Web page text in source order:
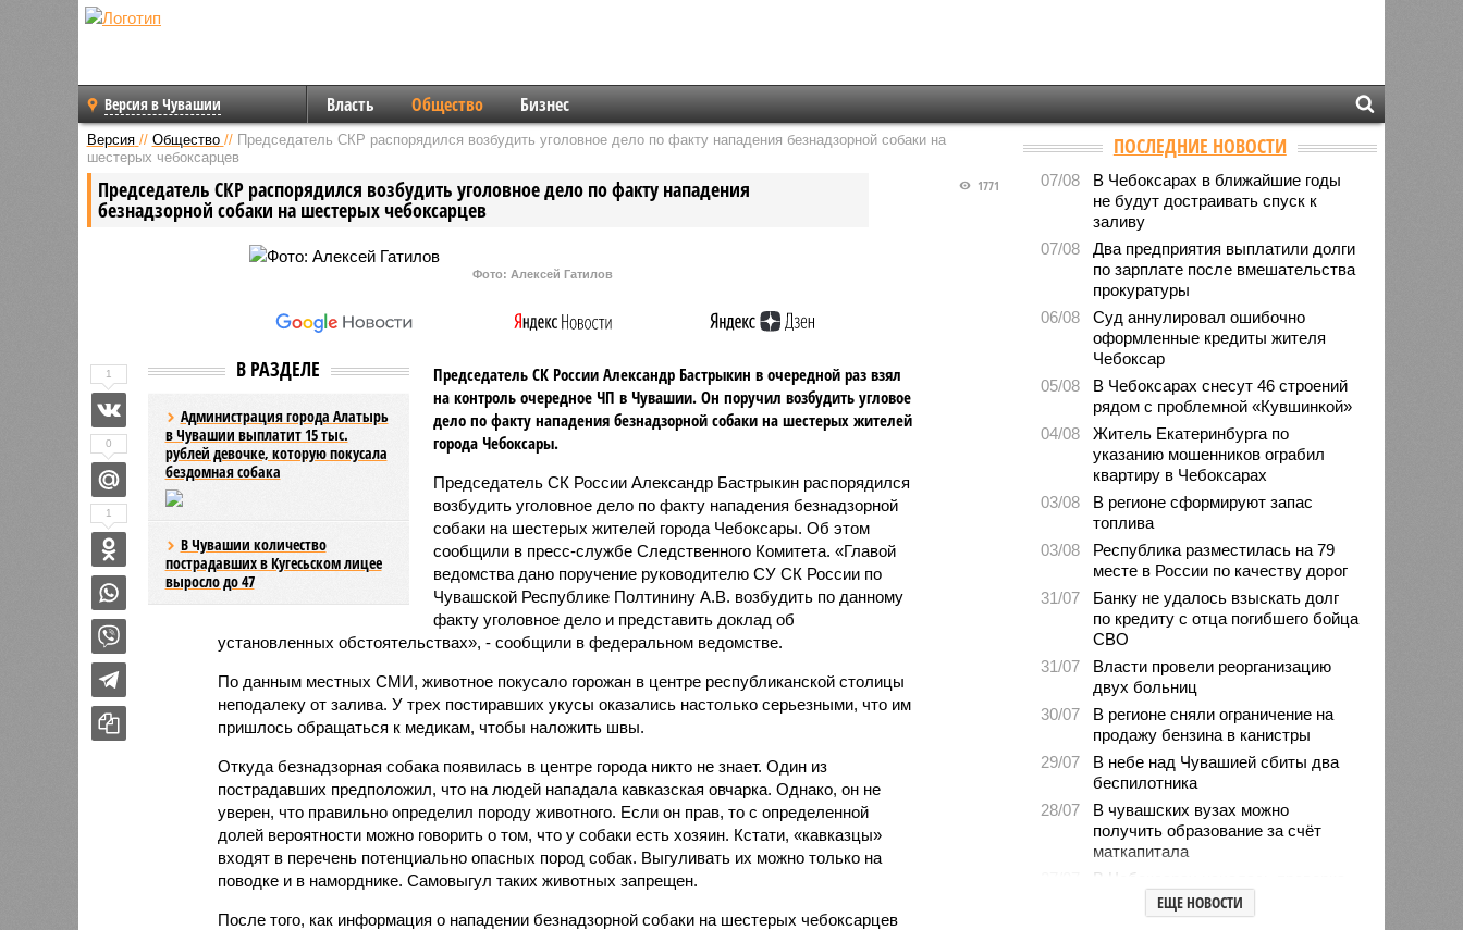
Версия в Чувашии Власть Общество Бизнес
Версия // Общество // Председатель СКР распорядился возбудить уголовное дело по факту нападения безнадзорной собаки на
шестерых чебоксарцев
Председатель СКР распорядился возбудить уголовное дело по факту нападения
безнадзорной собаки на шестерых чебоксарцев
1771
Фото: Алексей Гатилов
В РАЗДЕЛЕ
Администрация города Алатырь
в Чувашии выплатит 15 тыс.
рублей девочке, которую покусала
бездомная собака
В Чувашии количество
пострадавших в Кугесьском лицее
выросло до 47
Председатель СК России Александр Бастрыкин в очередной раз взял
на контроль очередное ЧП в Чувашии. Он поручил возбудить угловое
дело по факту нападения безнадзорной собаки на шестерых жителей
города Чебоксары.
Председатель СК России Александр Бастрыкин распорядился
возбудить уголовное дело по факту нападения безнадзорной
собаки на шестерых жителей города Чебоксары. Об этом
сообщили в пресс-службе Следственного Комитета. «Главой
ведомства дано поручение руководителю СУ СК России по
Чувашской Республике Полтинину А.В. возбудить по данному
факту уголовное дело и представить доклад об
установленных обстоятельствах», - сообщили в федеральном ведомстве.
По данным местных СМИ, животное покусало горожан в центре республиканской столицы
неподалеку от залива. У трех постиравших укусы оказались настолько серьезными, что им
пришлось обращаться к медикам, чтобы наложить швы.
Откуда безнадзорная собака появилась в центре города никто не знает. Один из
пострадавших предположил, что на людей нападала кавказская овчарка. Однако, он не
уверен, что правильно определил породу животного. Если он прав, то с определенной
долей вероятности можно говорить о том, что у собаки есть хозяин. Кстати, «кавказцы»
входят в перечень потенциально опасных пород собак. Выгуливать их можно только на
поводке и в наморднике. Самовыгул таких животных запрещен.
После того, как информация о нападении безнадзорной собаки на шестерых чебоксарцев
1
0
1
ПОСЛЕДНИЕ НОВОСТИ
07/08
В Чебоксарах в ближайшие годы
не будут достраивать спуск к
заливу
07/08
Два предприятия выплатили долги
по зарплате после вмешательства
прокуратуры
06/08
Суд аннулировал ошибочно
оформленные кредиты жителя
Чебоксар
05/08
В Чебоксарах снесут 46 строений
рядом с проблемной «Кувшинкой»
04/08
Житель Екатеринбурга по
указанию мошенников ограбил
квартиру в Чебоксарах
03/08
В регионе сформируют запас
топлива
03/08
Республика разместилась на 79
месте в России по качеству дорог
31/07
Банку не удалось взыскать долг
по кредиту с отца погибшего бойца
СВО
31/07
Власти провели реорганизацию
двух больниц
30/07
В регионе сняли ограничение на
продажу бензина в канистры
29/07
В небе над Чувашией сбиты два
беспилотника
28/07
В чувашских вузах можно
получить образование за счёт
маткапитала
В Чебоксарах началась проверка
готовности школ и детсадов к
новому учебному году
ЕЩЕ НОВОСТИ